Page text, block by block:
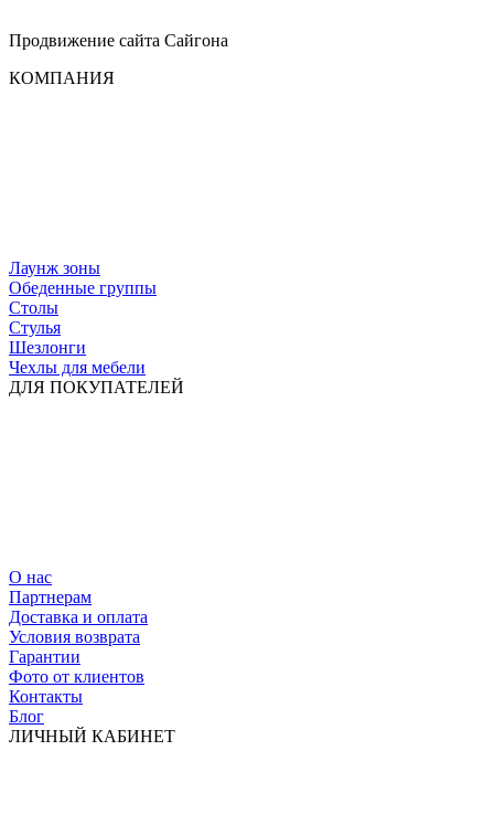
Продвижение сайта Сайгона
КОМПАНИЯ
Лаунж зоны
Обеденные группы
Столы
Стулья
Шезлонги
Чехлы для мебели
ДЛЯ ПОКУПАТЕЛЕЙ
О нас
Партнерам
Доставка и оплата
Условия возврата
Гарантии
Фото от клиентов
Контакты
Блог
ЛИЧНЫЙ КАБИНЕТ